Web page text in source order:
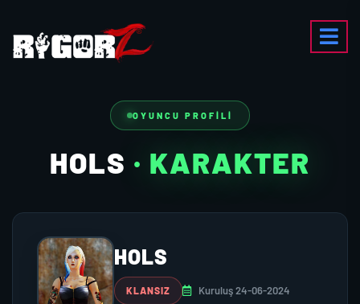
OYUNCU PROFILI
HOLS · KARAKTER
HOLS
KLANSIZ Kuruluş 24-06-2024